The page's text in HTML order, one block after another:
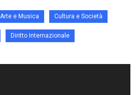
Arte e Musica Cultura e Società
Diritto Internazionale